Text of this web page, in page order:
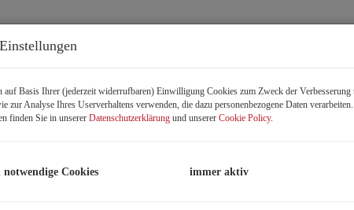
auf Basis Ihrer (jederzeit widerrufbaren) Einwilligung Cookies zum Zweck der Verbesserung
zur Analyse Ihres Userverhaltens verwenden, die dazu personenbezogene Daten
finden Sie in unserer Datenschutzerklärung und unserer Cookie Policy.
notwendige Cookies immer aktiv